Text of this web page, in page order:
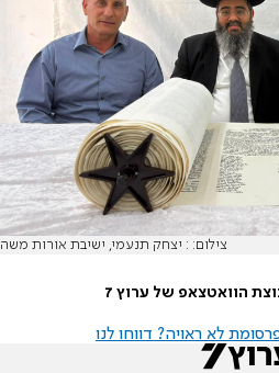
צילום: : יצחק תנעמי, ישיבת אורות משה
הוואטצאפ של ערוץ 7
לא ראויה? דווחו לנו